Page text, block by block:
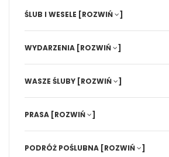
ŚLUB I WESELE [ROZWIŃ ]
WYDARZENIA [ROZWIŃ ]
WASZE ŚLUBY [ROZWIŃ ]
PRASA [ROZWIŃ ]
PODRÓŻ POŚLUBNA [ROZWIŃ ]